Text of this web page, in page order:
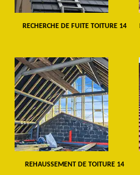
RECHERCHE DE FUITE TOITURE 14
REHAUSSEMENT DE TOITURE 14